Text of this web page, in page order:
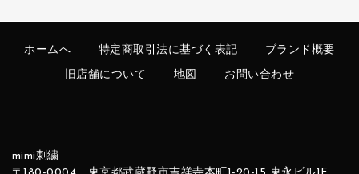
ホームへ 特定商取引法に基づく表記 ブランド概要
旧店舗について 地図 お問い合わせ
mimi刺繍